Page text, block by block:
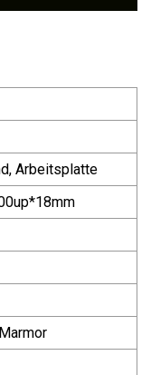
Arbeitsplatte